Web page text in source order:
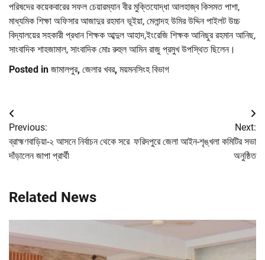
পরিষদের কয়েকবারের সফল চেয়ারম্যান বীর মুক্তিযোদ্ধা আলহাজ্ব কিসমত পাশা,
মাধ্যমিক শিক্ষা অফিসার আজাদুর রহমান ভূইয়া, মেলান্দহ উমির উদ্দিন পাইলট উচ্চ
বিদ্যালয়ের সহকারী প্রধান শিক্ষক আব্দুল আহাদ,ইংরেজি শিক্ষক আনিছুর রহমান আনিছ,
সাংবাদিক শাহজামাল, সাংবাদিক মোঃ রুহুল আমিন রাজু প্রমুখ উপস্থিত ছিলেন।
Posted in জামালপুর, জেলার খবর, ময়মনসিংহ বিভাগ
Post
navigation
Previous:
ব্রাহ্মণবাড়িয়া-২ আসনে নির্বাচন থেকে সরে
দাঁড়ালেন জাপা প্রার্থী
Next:
ফরিদপুরে জেলা আইন-শৃঙ্খলা কমিটির সভা
অনুষ্ঠিত
Related News